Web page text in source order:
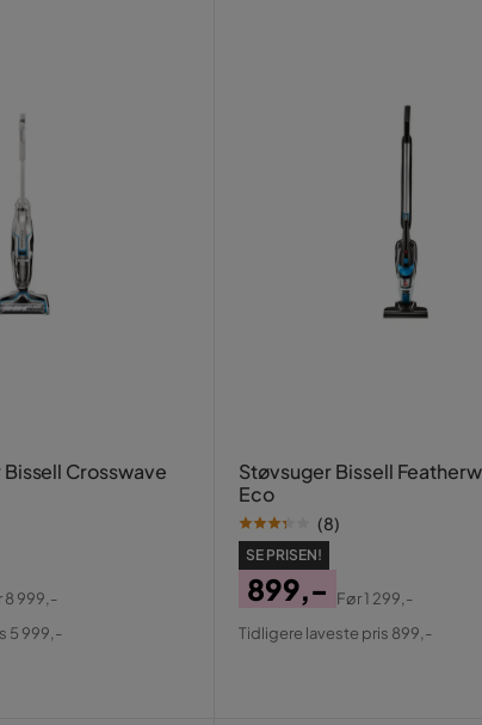
Crosswave
8 999,-
5 999,-
Støvsuger Bissell
Eco
(8)
SE PRISEN!
Pris
899,-
Original
Før1 299,-
Tidligere laveste pris 899,-